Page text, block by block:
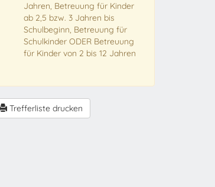
Jahren, Betreuung für Kinder
ab 2,5 bzw. 3 Jahren bis
Schulbeginn, Betreuung für
Schulkinder ODER Betreuung
für Kinder von 2 bis 12 Jahren
Trefferliste drucken